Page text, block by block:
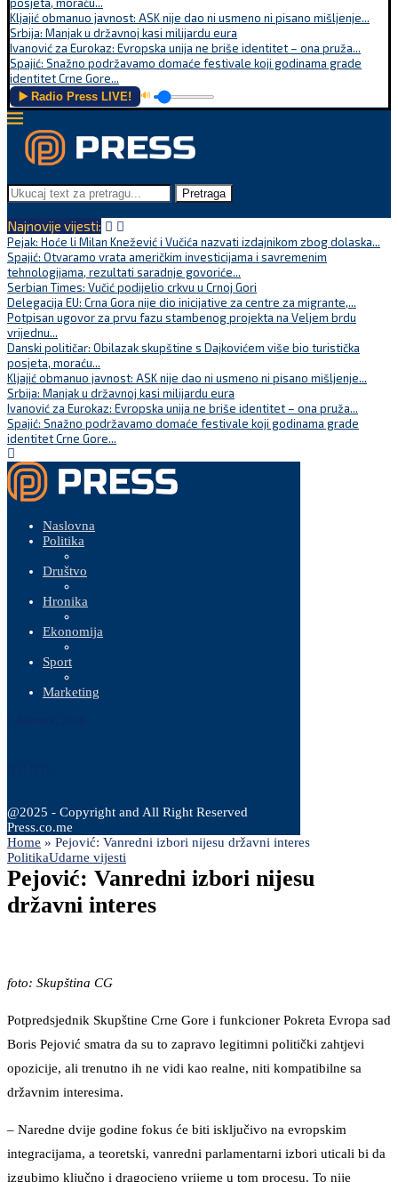
Kljajić obmanuo javnost: ASK nije dao ni usmeno ni pisano mišljenje...
Srbija: Manjak u državnoj kasi milijardu eura
Ivanović za Eurokaz: Evropska unija ne briše identitet – ona pruža...
Spajić: Snažno podržavamo domaće festivale koji godinama grade
identitet Crne Gore...
▶️ Radio Press LIVE! 🔊
Pretraga
Najnovije vijesti:
Pejak: Hoće li Milan Knežević i Vučića nazvati izdajnikom zbog dolaska...
Spajić: Otvaramo vrata američkim investicijama i savremenim
tehnologijama, rezultati saradnje govoriće...
Serbian Times: Vučić podijelio crkvu u Crnoj Gori
Delegacija EU: Crna Gora nije dio inicijative za centre za migrante,...
Potpisan ugovor za prvu fazu stambenog projekta na Veljem brdu
vrijednu...
Danski političar: Obilazak skupštine s Dajkovićem više bio turistička
posjeta, moraću...
Kljajić obmanuo javnost: ASK nije dao ni usmeno ni pisano mišljenje...
Srbija: Manjak u državnoj kasi milijardu eura
Ivanović za Eurokaz: Evropska unija ne briše identitet – ona pruža...
Spajić: Snažno podržavamo domaće festivale koji godinama grade
identitet Crne Gore...
Naslovna
Politika
Društvo
Hronika
Ekonomija
Sport
Marketing
@2025 - Copyright and All Right Reserved
Press.co.me
Home » Pejović: Vanredni izbori nijesu državni interes
PolitikaUdarne vijesti
Pejović: Vanredni izbori nijesu
državni interes
foto: Skupština CG
Potpredsjednik Skupštine Crne Gore i funkcioner Pokreta Evropa sad
Boris Pejović smatra da su to zapravo legitimni politički zahtjevi
opozicije, ali trenutno ih ne vidi kao realne, niti kompatibilne sa
državnim interesima.
– Naredne dvije godine fokus će biti isključivo na evropskim
integracijama, a teoretski, vanredni parlamentarni izbori uticali bi da
izgubimo ključno i dragocjeno vrijeme u tom procesu. To nije